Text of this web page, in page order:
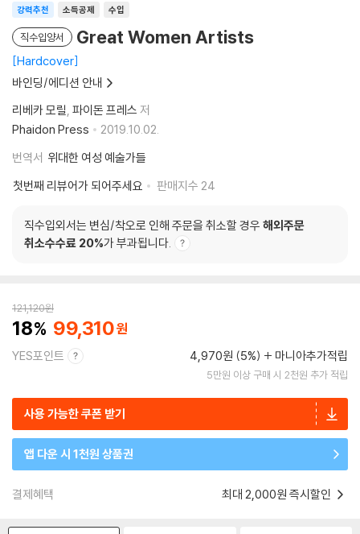
소득공제
강력추천 수입
직수입양서 Great Women Artists
Hardcover
바인딩/에디션 안내
리베카 모릴 파이돈 프레스 저
Phaidon Press
2019.10.02.
번역서 위대한 여성 예술가들
첫번째 리뷰어가 되어주세요
판매지수 24
직수입외서는 변심/착오로 인해 주문을 취소할 경우 해외주문
취소수수료 20%가 부과됩니다.
121,120원
18 99,310
YES포인트 4,970원 (5%) 마니아추가적립
5만원 이상 구매 시 2천원 추가 적립
사용 가능한 쿠폰 받기
앱 다운 시 1천원 상품권
결제혜택 최대 2,000원 즉시할인